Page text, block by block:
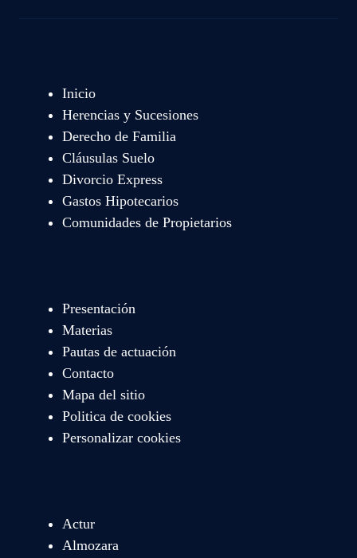
Inicio
Herencias y Sucesiones
Derecho de Familia
Cláusulas Suelo
Divorcio Express
Gastos Hipotecarios
Comunidades de Propietarios
Presentación
Materias
Pautas de actuación
Contacto
Mapa del sitio
Politica de cookies
Personalizar cookies
Actur
Almozara